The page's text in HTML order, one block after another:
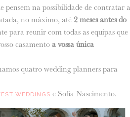
pensem na possibilidade de contratar a
no máximo, até 2 meses antes do
para reunir com todas as equipas que
casamento a vossa única
quatro wedding planners para
WEDDINGS e Sofia Nascimento.